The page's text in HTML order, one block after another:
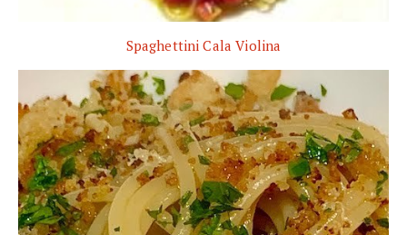
Spaghettini Cala Violina